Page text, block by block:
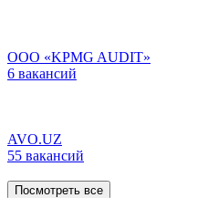
ООО «KPMG AUDIT»
6 вакансий
AVO.UZ
55 вакансий
Посмотреть все